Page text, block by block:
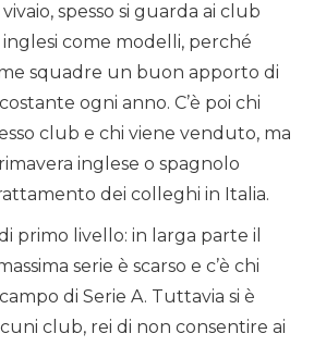
spesso si guarda ai club
come modelli, perché
squadre un buon apporto di
ogni anno. C’è poi chi
club e chi viene venduto, ma
inglese o spagnolo
dei colleghi in Italia.
primo livello: in larga parte il
serie è scarso e c’è chi
di Serie A. Tuttavia si è
club, rei di non consentire ai